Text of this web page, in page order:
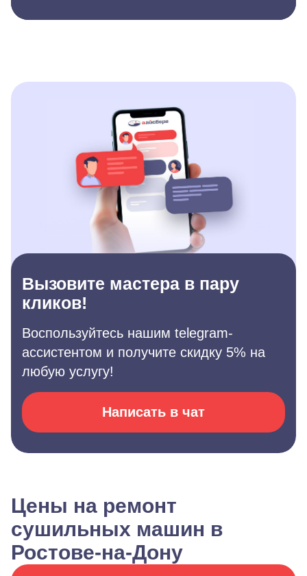
Вызовите мастера в пару
кликов!
Воспользуйтесь нашим telegram-
ассистентом и получите скидку 5% на
любую услугу!
Написать в чат
Цены на ремонт
сушильных машин в
Ростове-на-Дону